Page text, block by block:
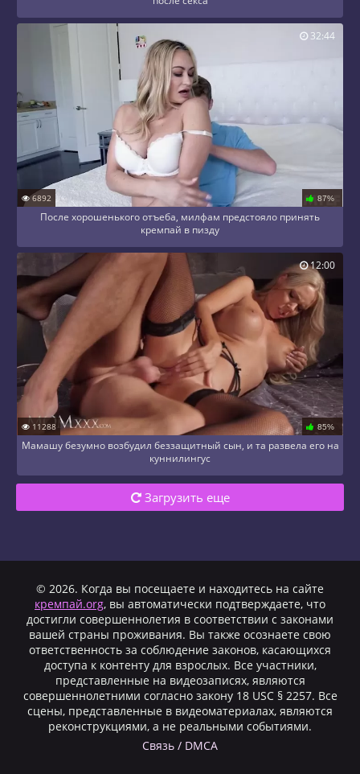
6892 87%
После хорошенького отъеба, милфам предстояло принять
кремпай в пизду
32:44
11288 85%
Мамашу безумно возбудил беззащитный сын, и та развела его на
куннилингус
12:00
Загрузить еще
© 2026. Когда вы посещаете и находитесь на сайте
кремпай.org, вы автоматически подтверждаете, что
достигли совершеннолетия в соответствии с законами
вашей страны проживания. Вы также осознаете свою
ответственность за соблюдение законов, касающихся
доступа к контенту для взрослых. Все участники,
представленные на видеозаписях, являются
совершеннолетними согласно закону 18 USC § 2257. Все
сцены, представленные в видеоматериалах, являются
реконструкциями, а не реальными событиями.
Cвязь / DMCA